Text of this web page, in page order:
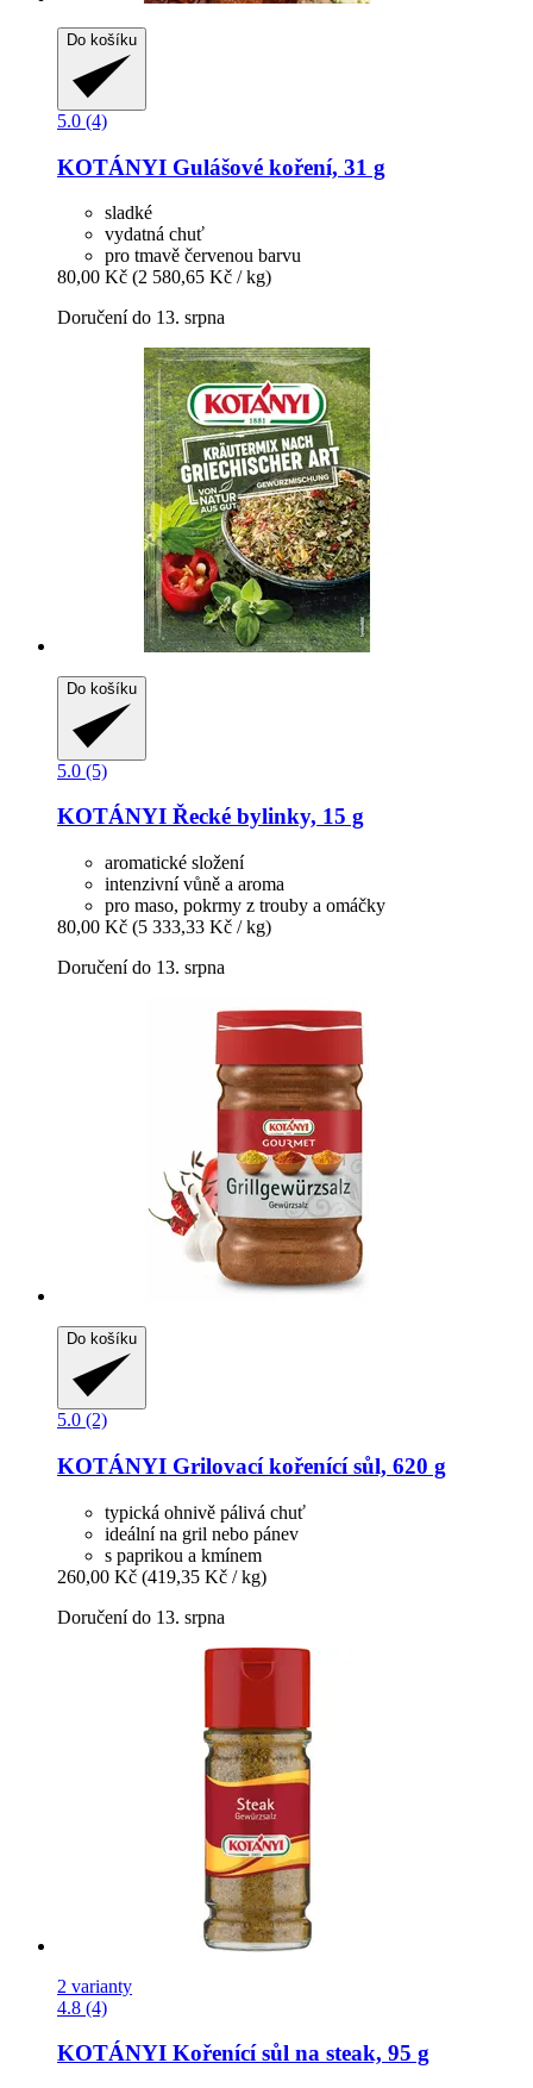
Do košíku
5.0 (4)
KOTÁNYI Gulášové koření, 31 g
sladké
vydatná chuť
pro tmavě červenou barvu
80,00 Kč (2 580,65 Kč / kg)
Doručení do 13. srpna
Do košíku
5.0 (5)
KOTÁNYI Řecké bylinky, 15 g
aromatické složení
intenzivní vůně a aroma
pro maso, pokrmy z trouby a omáčky
80,00 Kč (5 333,33 Kč / kg)
Doručení do 13. srpna
Do košíku
5.0 (2)
KOTÁNYI Grilovací kořenící sůl, 620 g
typická ohnivě pálivá chuť
ideální na gril nebo pánev
s paprikou a kmínem
260,00 Kč (419,35 Kč / kg)
Doručení do 13. srpna
2 varianty
4.8 (4)
KOTÁNYI Kořenící sůl na steak, 95 g